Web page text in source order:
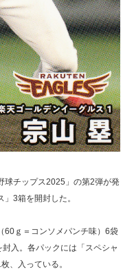
球チップス2025」の第2弾が発
3箱を開封した。
60ｇ＝コンソメパンチ味）6袋
入。各パックには「スペシャ
、入っている。